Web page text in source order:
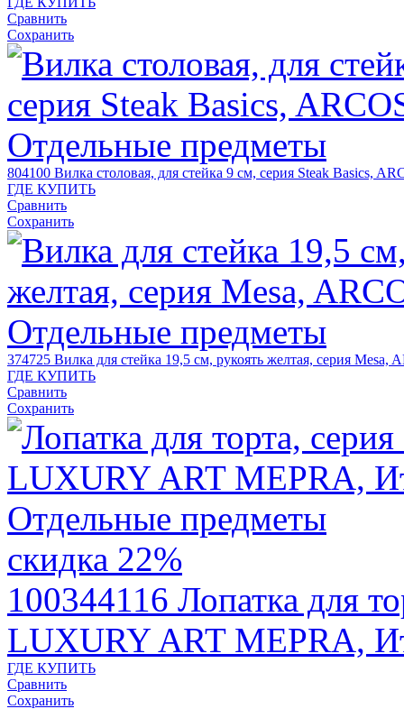
Сравнить
Сохранить
804100 Вилка столовая, для стейка 9 см, серия Steak Basics,
ГДЕ КУПИТЬ
Сравнить
Сохранить
374725 Вилка для стейка 19,5 см, рукоять желтая, серия Mesa,
ГДЕ КУПИТЬ
Сравнить
Сохранить
скидка 22%
100344116 Лопатка для
LUXURY ART MEPRA,
ГДЕ КУПИТЬ
Сравнить
Сохранить